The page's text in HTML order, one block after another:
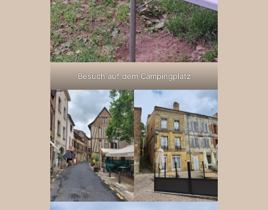
Besuch auf dem Campingplatz